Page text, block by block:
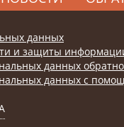
данных
и защиты
данных
данных с